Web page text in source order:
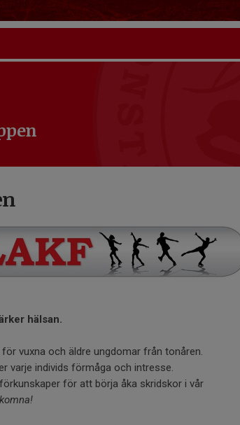
hälsan.
vuxna och äldre ungdomar från tonåren.
varje individs förmåga och intresse.
för att börja åka skridskor i vår